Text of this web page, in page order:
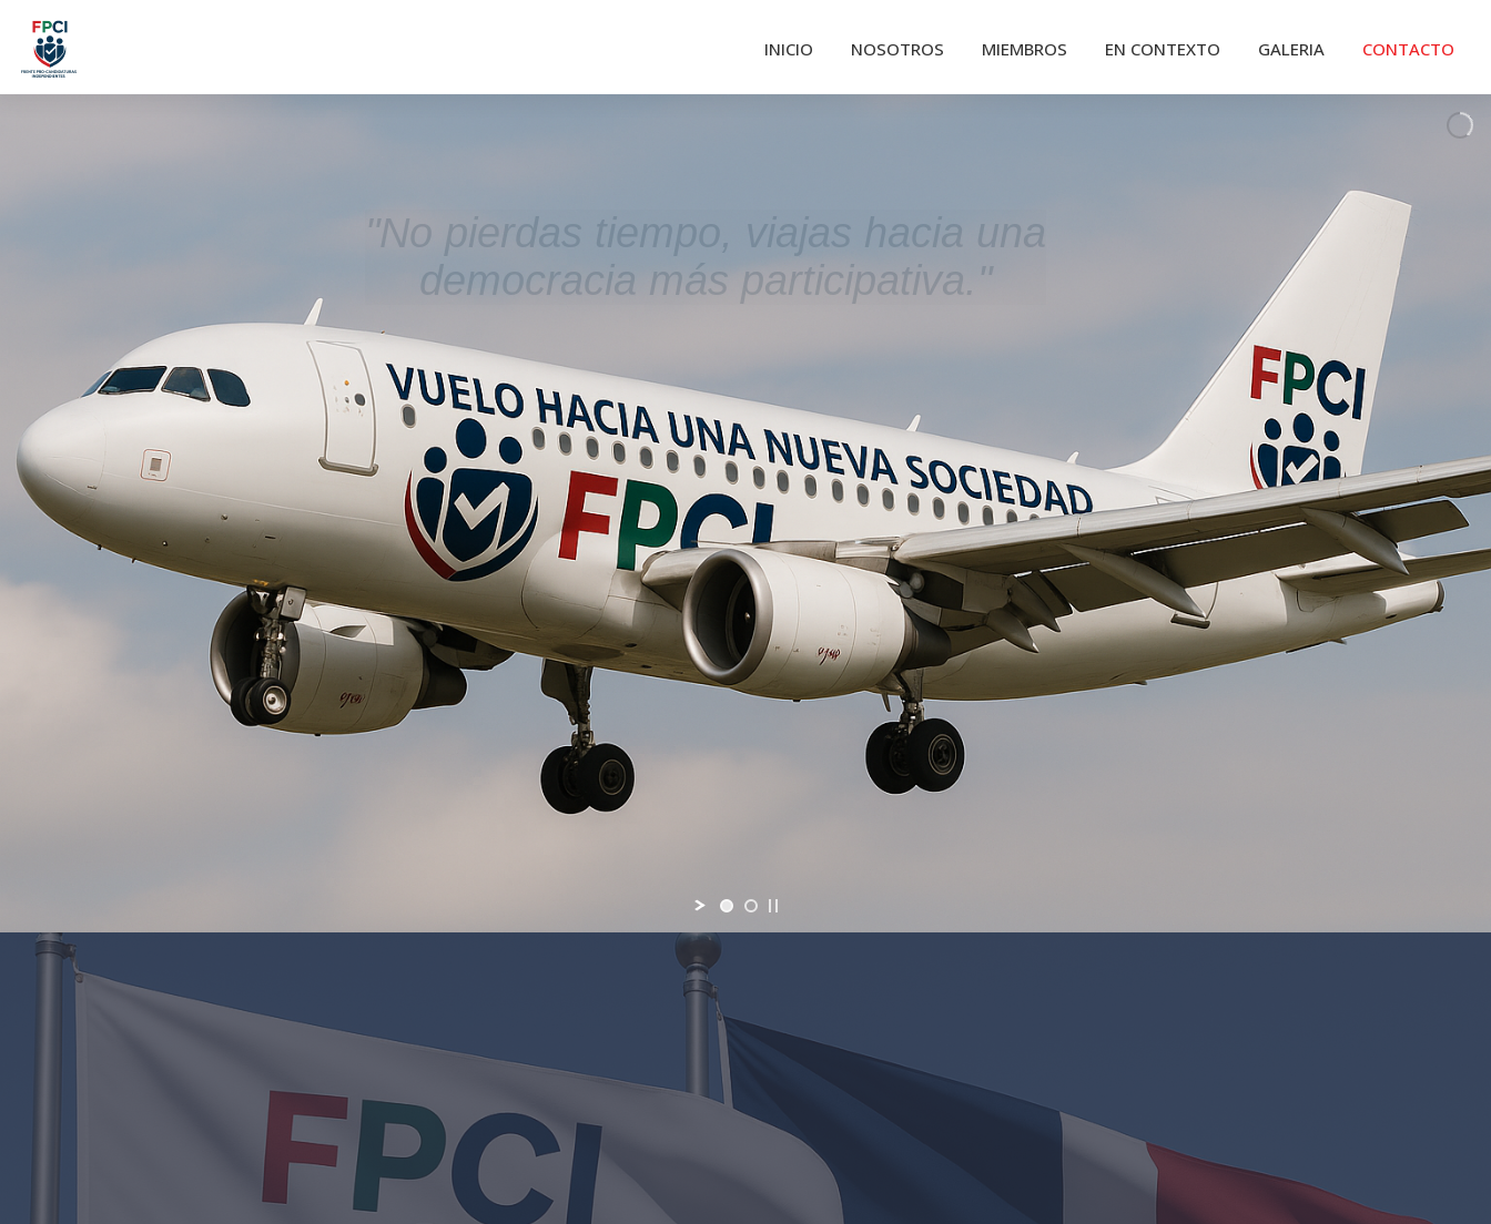
INICIO NOSOTROS MIEMBROS EN CONTEXTO GALERIA CONTACTO
"No pierdas tiempo, viajas hacia una
democracia más participativa."